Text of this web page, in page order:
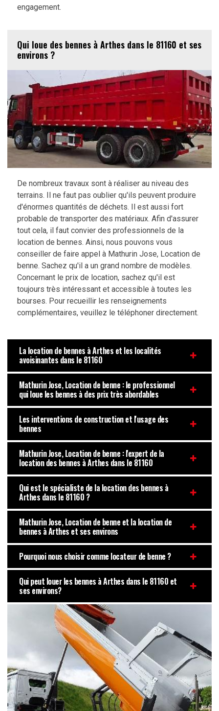
engagement.
Qui loue des bennes à Arthes dans le 81160 et ses
environs ?
De nombreux travaux sont à réaliser au niveau des
terrains. Il ne faut pas oublier qu'ils peuvent produire
d'énormes quantités de déchets. Il est aussi fort
probable de transporter des matériaux. Afin d'assurer
tout cela, il faut convier des professionnels de la
location de bennes. Ainsi, nous pouvons vous
conseiller de faire appel à Mathurin Jose, Location de
benne. Sachez qu'il a un grand nombre de modèles.
Concernant le prix de location, sachez qu'il est
toujours très intéressant et accessible à toutes les
bourses. Pour recueillir les renseignements
complémentaires, veuillez le téléphoner directement.
La location de bennes à Arthes et les localités
avoisinantes dans le 81160
Mathurin Jose, Location de benne : le professionnel
qui loue les bennes à des prix très abordables
Les interventions de construction et l'usage des
bennes
Mathurin Jose, Location de benne : l'expert de la
location des bennes à Arthes dans le 81160
Qui est le spécialiste de la location des bennes à
Arthes dans le 81160 ?
Mathurin Jose, Location de benne et la location de
bennes à Arthes et ses environs
Pourquoi nous choisir comme locateur de benne ?
Qui peut louer les bennes à Arthes dans le 81160 et
ses environs?